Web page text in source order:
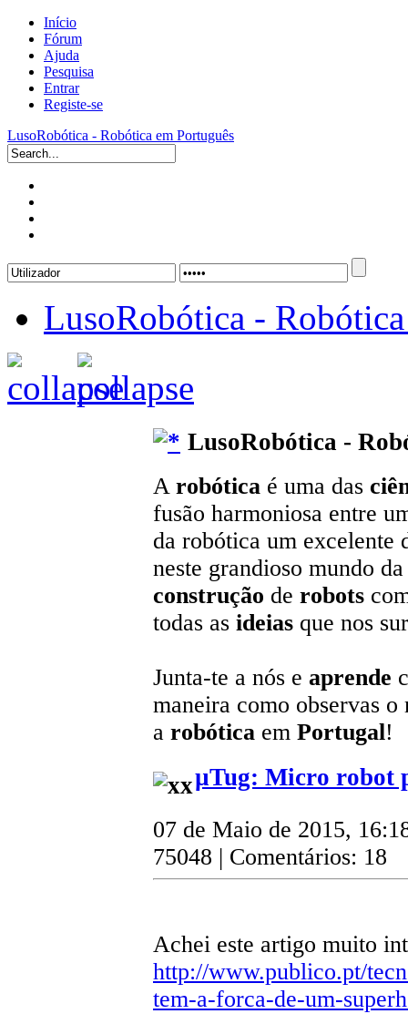
Início
Fórum
Ajuda
Pesquisa
Entrar
Registe-se
LusoRobótica - Robótica em Português
LusoRobótica -
LusoRobótica -
A robótica é uma das
fusão harmoniosa entre
da robótica um excelente
neste grandioso mundo
construção de robots
todas as ideias que nos
Junta-te a nós e aprende
maneira como observas
a robótica em Portugal!
µTug: Micro robot
07 de Maio de 2015,
75048 | Comentários: 18
Achei este artigo muito
http://www.publico.pt/
tem-a-forca-de-um-